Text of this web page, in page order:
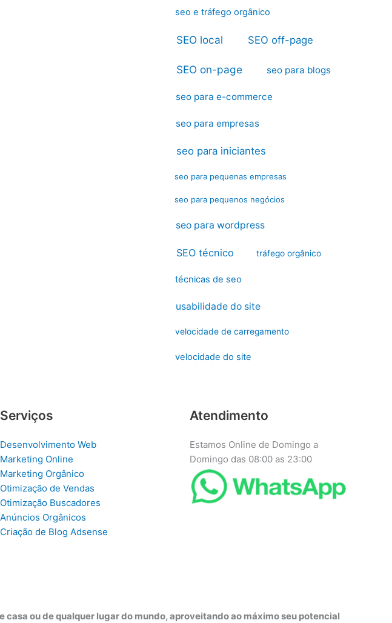
seo e tráfego orgânico
SEO local SEO off-page
SEO on-page seo para blogs
seo para e-commerce
seo para empresas
seo para iniciantes
seo para pequenas empresas
seo para pequenos negócios
seo para wordpress
SEO técnico tráfego orgânico
técnicas de seo
usabilidade do site
velocidade de carregamento
velocidade do site
Serviços
Desenvolvimento Web
Marketing Online
Marketing Orgânico
Otimização de Vendas
Otimização Buscadores
Anúncios Orgânicos
Criação de Blog Adsense
Atendimento
Estamos Online de Domingo a
Domingo das 08:00 as 23:00
ou de qualquer lugar do mundo, aproveitando ao máximo seu potencial